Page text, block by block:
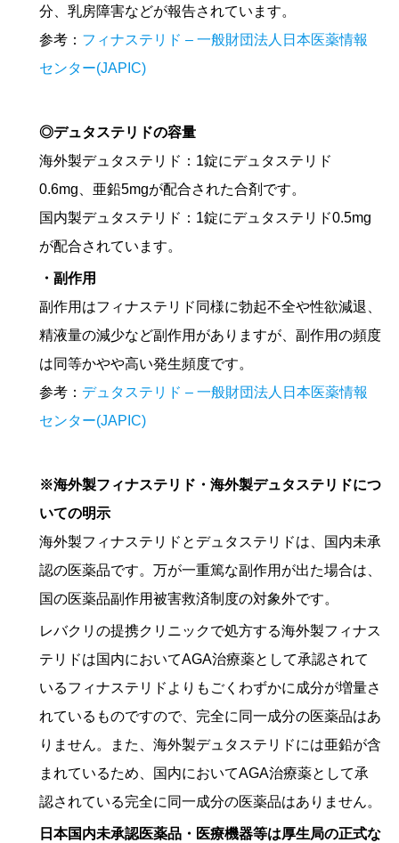
分、乳房障害などが報告されています。
参考： フィナステリド – 一般財団法人日本医薬情報
センター(JAPIC)
◎デュタステリドの容量
海外製デュタステリド：1錠にデュタステリド
0.6mg、亜鉛5mgが配合された合剤です。
国内製デュタステリド：1錠にデュタステリド0.5mg
が配合されています。
・副作用
副作用はフィナステリド同様に勃起不全や性欲減退、
精液量の減少など副作用がありますが、副作用の頻度
は同等かやや高い発生頻度です。
参考： デュタステリド – 一般財団法人日本医薬情報
センター(JAPIC)
※海外製フィナステリド・海外製デュタステリドにつ
いての明示
海外製フィナステリドとデュタステリドは、国内未承
認の医薬品です。万が一重篤な副作用が出た場合は、
国の医薬品副作用被害救済制度の対象外です。
レバクリの提携クリニックで処方する海外製フィナス
テリドは国内においてAGA治療薬として承認されて
いるフィナステリドよりもごくわずかに成分が増量さ
れているものですので、完全に同一成分の医薬品はあ
りません。また、海外製デュタステリドには亜鉛が含
まれているため、国内においてAGA治療薬として承
認されている完全に同一成分の医薬品はありません。
日本国内未承認医薬品・医療機器等は厚生局の正式な